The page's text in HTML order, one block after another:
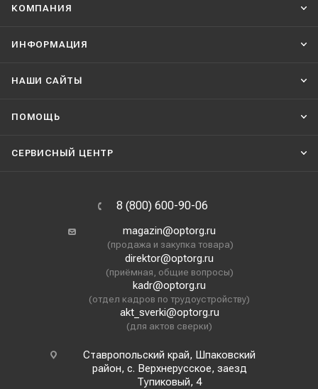
КОМПАНИЯ
ИНФОРМАЦИЯ
НАШИ CАЙТЫ
ПОМОЩЬ
СЕРВИСНЫЙ ЦЕНТР
8 (800) 600-90-06
magazin@optorg.ru
(продажа и закупка товара)
direktor@optorg.ru
(приёмная, общие вопросы)
kadr@optorg.ru
(отдел кадров по трудоустройству)
akt_sverki@optorg.ru
(для актов сверки)
Ставропольский край, Шпаковский
район, с. Верхнерусское, заезд
Тупиковый, 4